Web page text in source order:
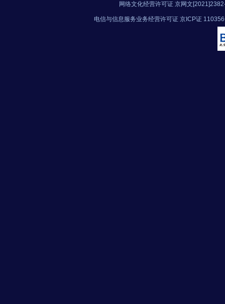
网络文化经营许可证 京网文
电信与信息服务业务经营许可证 京ICP证